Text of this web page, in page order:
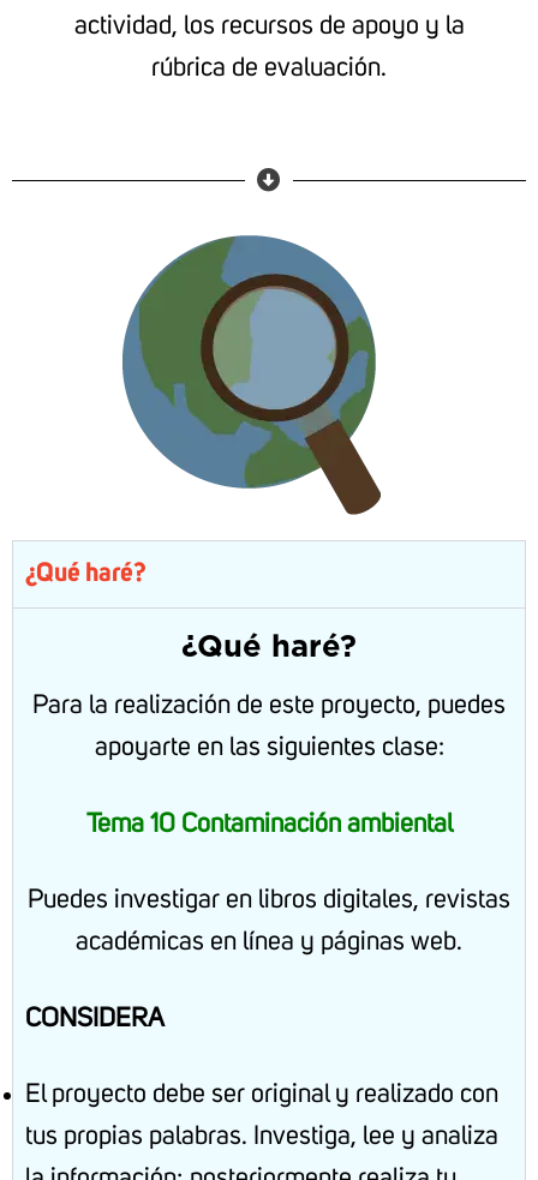
actividad, los recursos de apoyo y la
rúbrica de evaluación.
¿Qué haré?
¿Qué haré?
Para la realización de este proyecto, puedes
apoyarte en las siguientes clase:
Tema 10 Contaminación ambiental
Puedes investigar en libros digitales, revistas
académicas en línea y páginas web.
CONSIDERA
El proyecto debe ser original y realizado con
tus propias palabras. Investiga, lee y analiza